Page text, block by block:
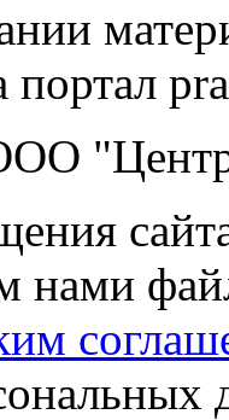
портал
"Центр
нами